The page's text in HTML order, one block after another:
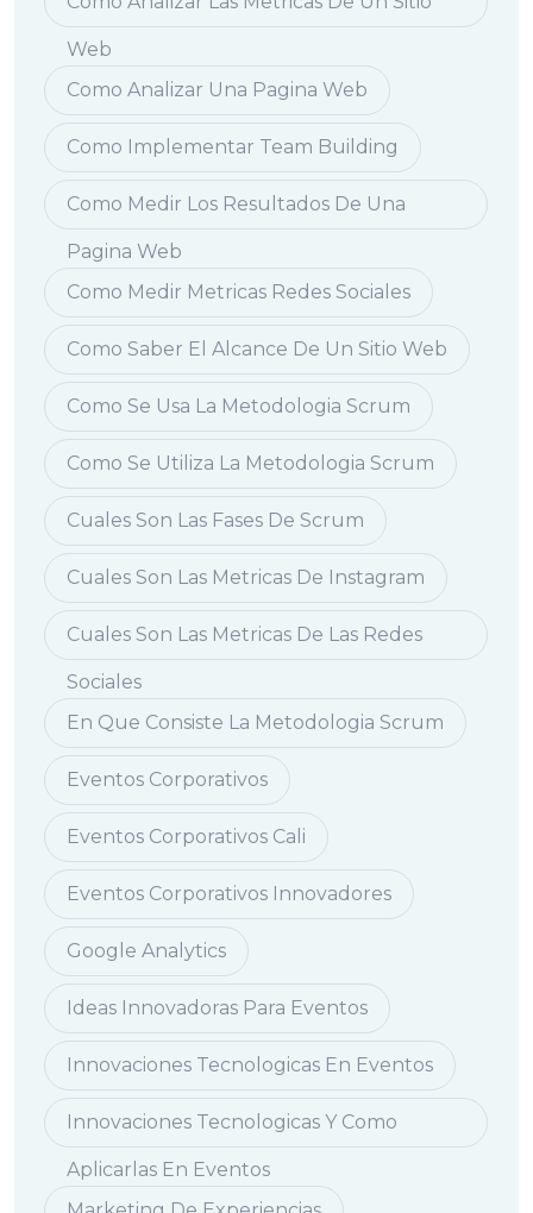
Web
Como Analizar Una Pagina Web
Como Implementar Team Building
Como Medir Los Resultados De Una
Pagina Web
Como Medir Metricas Redes Sociales
Como Saber El Alcance De Un Sitio Web
Como Se Usa La Metodologia Scrum
Como Se Utiliza La Metodologia Scrum
Cuales Son Las Fases De Scrum
Cuales Son Las Metricas De Instagram
Cuales Son Las Metricas De Las Redes
Sociales
En Que Consiste La Metodologia Scrum
Eventos Corporativos
Eventos Corporativos Cali
Eventos Corporativos Innovadores
Google Analytics
Ideas Innovadoras Para Eventos
Innovaciones Tecnologicas En Eventos
Innovaciones Tecnologicas Y Como
Aplicarlas En Eventos